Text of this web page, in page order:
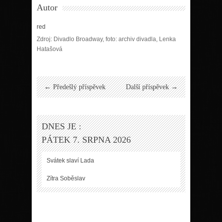
Autor
red
Zdroj: Divadlo Broadway, foto: archiv divadla, Lenka
Hatašová
← Předešlý příspěvek Další příspěvek →
DNES JE :
PÁTEK 7. SRPNA 2026
Svátek slaví Lada
Zítra Soběslav